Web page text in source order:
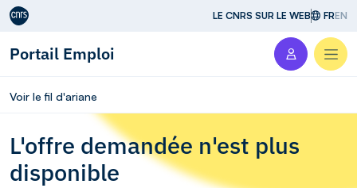
Aller au contenu LE CNRS SUR LE WEB FREN
Portail Emploi
Voir le fil d'ariane
L'offre demandée n'est plus
disponible